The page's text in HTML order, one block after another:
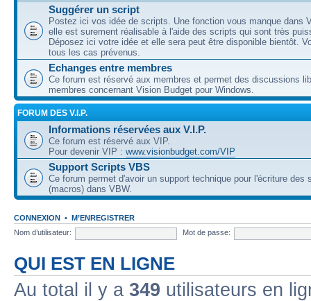
Suggérer un script
Postez ici vos idée de scripts. Une fonction vous manque dans
elle est surement réalisable à l'aide des scripts qui sont très
Déposez ici votre idée et elle sera peut être disponible bientôt.
tous les cas prévenus.
Echanges entre membres
Ce forum est réservé aux membres et permet des discussions
membres concernant Vision Budget pour Windows.
FORUM DES V.I.P.
Informations réservées aux V.I.P.
Ce forum est réservé aux VIP.
Pour devenir VIP : www.visionbudget.com/VIP
Support Scripts VBS
Ce forum permet d'avoir un support technique pour l'écriture des
(macros) dans VBW.
CONNEXION • M’ENREGISTRER
Nom d’utilisateur:
Mot de passe:
QUI EST EN LIGNE
Au total il y a 349 utilisateurs en